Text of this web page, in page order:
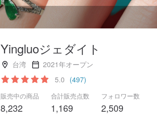
Yingluoジェダイト
台湾
2021年オープン
5.0 (497)
販売中の商品
8,232
合計販売点数
1,169
フォロワー数
2,509